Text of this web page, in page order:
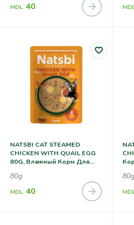
MDL 40
NATSBI CAT STEAMED
CHICKEN WITH QUAIL EGG
80G, Влажный Корм Для
Перепелиным Яйцом
80g
MDL 40
80g